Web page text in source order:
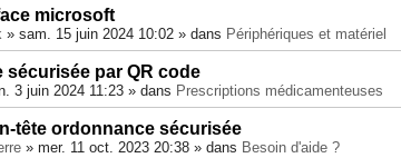
microsoft
» sam. 15 juin 2024 10:02 » dans Périphériques et matériel
sécurisée par QR code
3 juin 2024 11:23 » dans Prescriptions médicamenteuses
tête ordonnance sécurisée
» mer. 11 oct. 2023 20:38 » dans Besoin d'aide ?